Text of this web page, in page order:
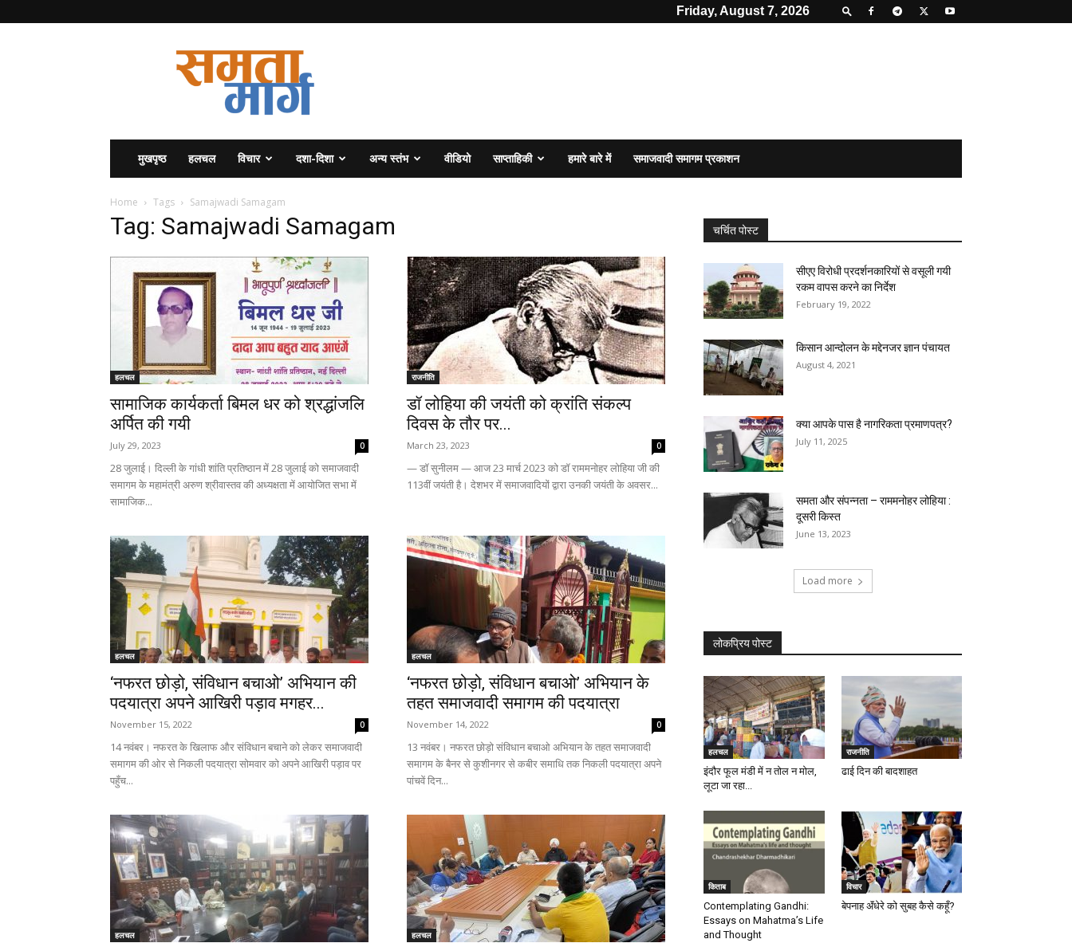
Friday, August 7, 2026
मुखपृष्ठ हलचल विचार दशा-दिशा अन्य स्तंभ वीडियो साप्ताहिकी हमारे बारे में समाजवादी समागम प्रकाशन
Home Tags Samajwadi Samagam
Tag: Samajwadi Samagam
हलचल
सामाजिक कार्यकर्ता बिमल धर को श्रद्धांजलि
अर्पित की गयी
July 29, 2023 0
28 जुलाई। दिल्ली के गांधी शांति प्रतिष्ठान में 28 जुलाई को समाजवादी
समागम के महामंत्री अरुण श्रीवास्तव की अध्यक्षता में आयोजित सभा में
सामाजिक...
राजनीति
डॉ लोहिया की जयंती को क्रांति संकल्प
दिवस के तौर पर...
March 23, 2023 0
— डॉ सुनीलम — आज 23 मार्च 2023 को डॉ राममनोहर लोहिया जी की
113वीं जयंती है। देशभर में समाजवादियों द्वारा उनकी जयंती के अवसर...
हलचल
‘नफरत छोड़ो, संविधान बचाओ’ अभियान की
पदयात्रा अपने आखिरी पड़ाव मगहर...
November 15, 2022 0
14 नवंबर। नफरत के खिलाफ और संविधान बचाने को लेकर समाजवादी
समागम की ओर से निकली पदयात्रा सोमवार को अपने आखिरी पड़ाव पर
पहुँच...
हलचल
‘नफरत छोड़ो, संविधान बचाओ’ अभियान के
तहत समाजवादी समागम की पदयात्रा
November 14, 2022 0
13 नवंबर। नफरत छोड़ो संविधान बचाओ अभियान के तहत समाजवादी
समागम के बैनर से कुशीनगर से कबीर समाधि तक निकली पदयात्रा अपने
पांचवें दिन...
हलचल हलचल
चर्चित पोस्ट
सीएए विरोधी प्रदर्शनकारियों से वसूली गयी
रकम वापस करने का निर्देश
February 19, 2022
किसान आन्दोलन के मद्देनजर ज्ञान पंचायत
August 4, 2021
क्या आपके पास है नागरिकता प्रमाणपत्र?
July 11, 2025
समता और संपन्नता – राममनोहर लोहिया :
दूसरी किस्त
June 13, 2023
Load more
लोकप्रिय पोस्ट
हलचल
इंदौर फूल मंडी में न तोल न मोल,
लूटा जा रहा...
राजनीति
ढाई दिन की बादशाहत
किताब
Contemplating Gandhi:
Essays on Mahatma’s Life
and Thought
विचार
बेपनाह ॲंधेरे को सुबह कैसे कहूँ?